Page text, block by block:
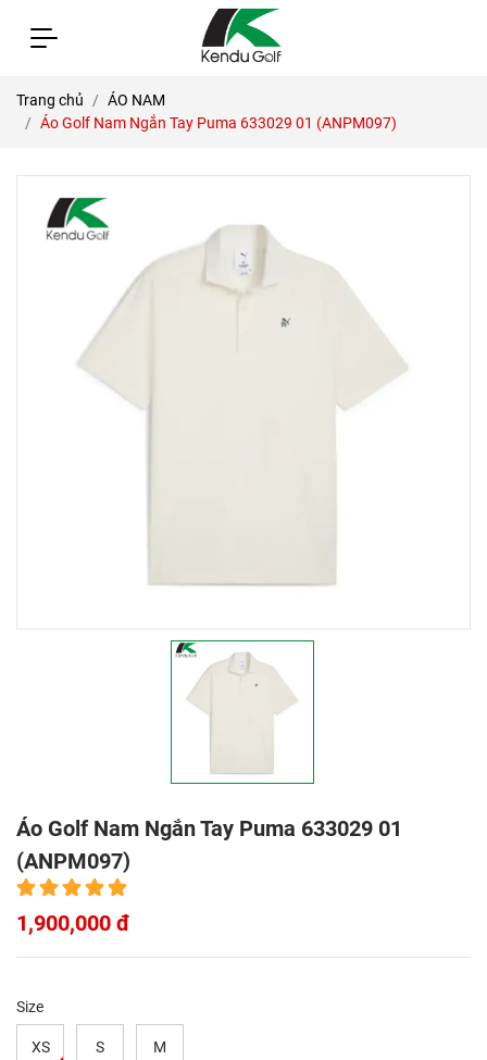
Trang chủ
ÁO NAM
Áo Golf Nam Ngắn Tay Puma 633029 01 (ANPM097)
Áo Golf Nam Ngắn Tay Puma 633029 01
(ANPM097)
1,900,000 đ
Size
XS S M